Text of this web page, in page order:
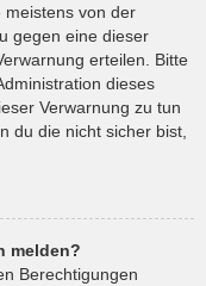
meistens von der
gegen eine dieser
erteilen. Bitte
dieses
Verwarnung zu tun
du die nicht sicher bist,
melden?
Berechtigungen